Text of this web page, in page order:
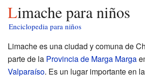
Limache para niños
Enciclopedia para niños
Limache es una ciudad y comuna de
parte de la Provincia de Marga Marga
Valparaíso. Es un lugar importante en